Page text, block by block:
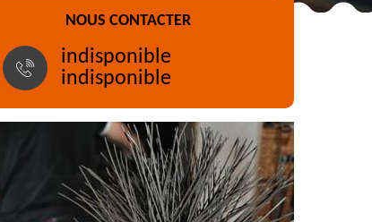
NOUS CONTACTER
indisponible
indisponible